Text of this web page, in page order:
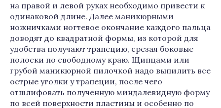
на правой и левой руках необходимо привести к
одинаковой длине. Далее маникюрными
ножничками ногтевое окончание каждого пальца
доводят до квадратной формы, из которой для
удобства получают трапецию, срезая боковые
полоски по свободному краю. Щипцами или
грубой маникюрной пилочкой надо выпилить все
острые уголки у трапеции, после чего
отшлифовать полученную миндалевидную форму
по всей поверхности пластины и особенно по